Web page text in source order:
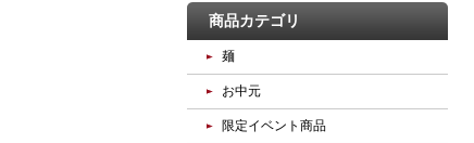
商品カテゴリ
麺
お中元
限定イベント商品